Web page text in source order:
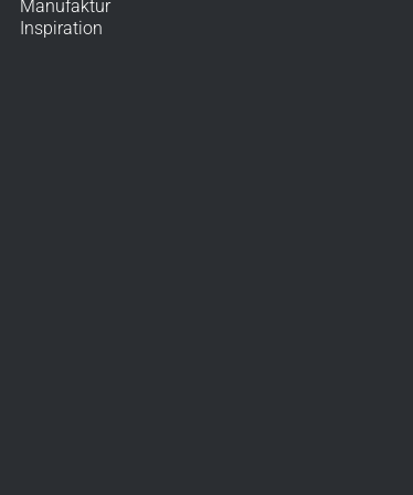
Manufaktur
Inspiration